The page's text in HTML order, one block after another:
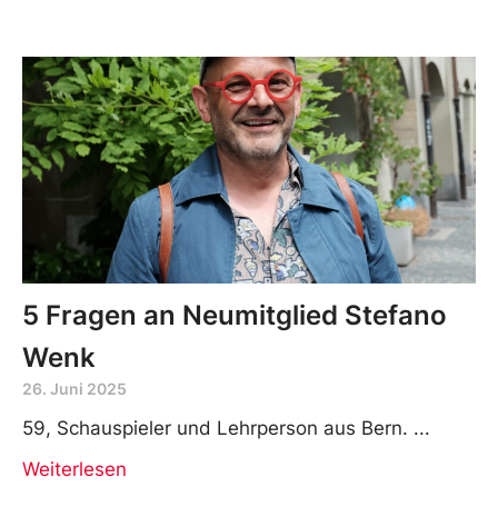
5 Fragen an Neumitglied Stefano
Wenk
26. Juni 2025
59, Schauspieler und Lehrperson aus Bern.
Weiterlesen